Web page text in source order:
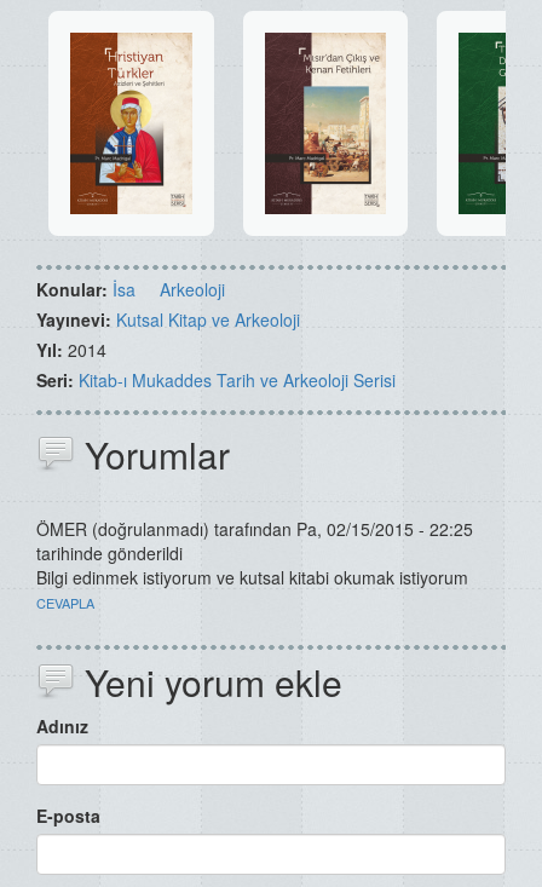
Konular: İsa
Arkeoloji
Yayınevi: Kutsal Kitap ve Arkeoloji
Yıl: 2014
Seri: Kitab-ı Mukaddes Tarih ve Arkeoloji Serisi
Yorumlar
ÖMER (doğrulanmadı) tarafından Pa, 02/15/2015 - 22:25
tarihinde gönderildi
Bilgi edinmek istiyorum ve kutsal kitabi okumak istiyorum
CEVAPLA
Yeni yorum ekle
Adınız
E-posta